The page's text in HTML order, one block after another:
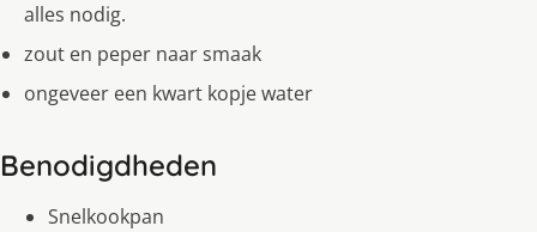
alles nodig.
zout en peper naar smaak
ongeveer een kwart kopje water
Benodigdheden
Snelkookpan